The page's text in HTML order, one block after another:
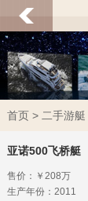
首页> 二手游艇
亚诺500飞桥艇
售价：￥208万
生产年份：2011